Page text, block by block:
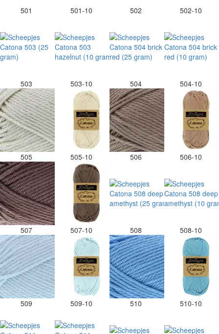
501 501-10 502 502-10
503 503-10 504 504-10
505 505-10 506 506-10
507 507-10 508 508-10
509 509-10 510 510-10